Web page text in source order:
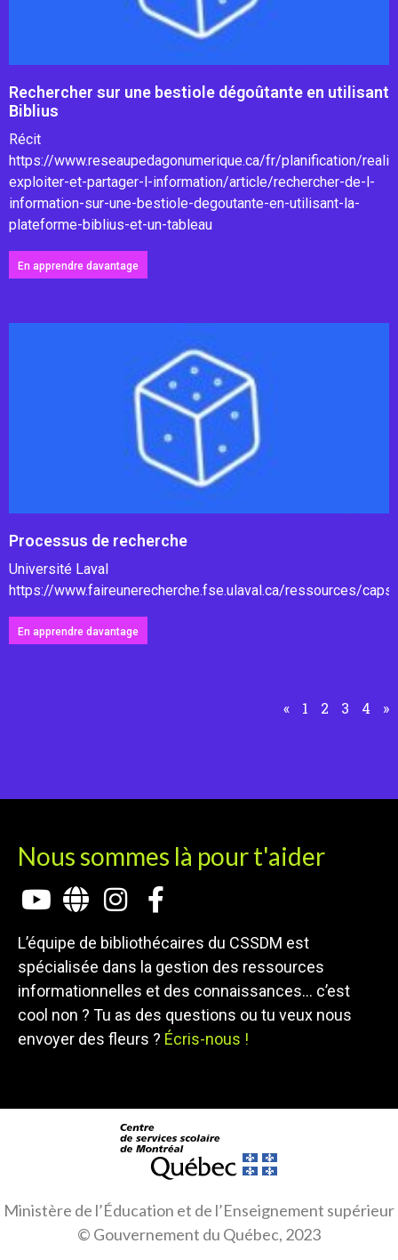
Rechercher sur une bestiole dégoûtante en utilisant
Biblius
Récit
https://www.reseaupedagonumerique.ca/fr/planification/
exploiter-et-partager-l-information/article/rechercher-de-l-
information-sur-une-bestiole-degoutante-en-utilisant-la-
plateforme-biblius-et-un-tableau
En apprendre davantage
Processus de recherche
Université Laval
https://www.faireunerecherche.fse.ulaval.ca/ressources/
En apprendre davantage
« 1 2 3 4 »
Nous sommes là pour t'aider
L’équipe de bibliothécaires du CSSDM est
spécialisée dans la gestion des ressources
informationnelles et des connaissances… c’est
cool non ? Tu as des questions ou tu veux nous
envoyer des fleurs ? Écris-nous !
Ministère de l’Éducation et de l’Enseignement supérieur
© Gouvernement du Québec, 2023